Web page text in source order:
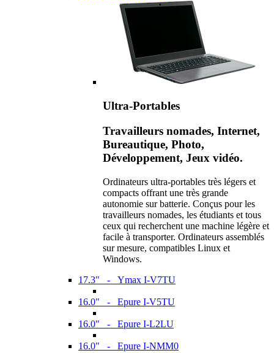
Ultra-Portables
Travailleurs nomades, Internet,
Bureautique, Photo,
Développement, Jeux vidéo.
Ordinateurs ultra-portables très légers et
compacts offrant une très grande
autonomie sur batterie. Conçus pour les
travailleurs nomades, les étudiants et tous
ceux qui recherchent une machine légère et
facile à transporter. Ordinateurs assemblés
sur mesure, compatibles Linux et
Windows.
17.3" - Ymax I-V7TU
16.0" - Epure I-V5TU
16.0" - Epure I-L2LU
16.0" - Epure I-NMM0